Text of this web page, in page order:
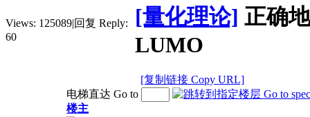
Views: 125089|回复 Reply:
60
[量化理论] 正确
LUMO
[复制链接 Copy URL]
电梯直达 Go to
楼主